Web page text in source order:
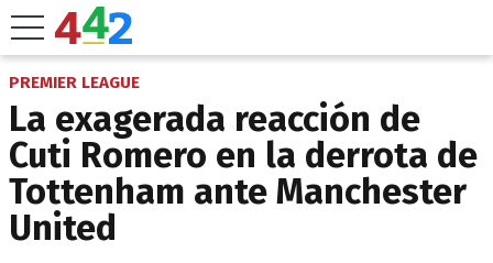
PREMIER LEAGUE
La exagerada reacción de
Cuti Romero en la derrota de
Tottenham ante Manchester
United